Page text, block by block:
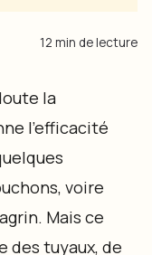
12 min de lecture
la
l’efficacité
voire
Mais ce
des tuyaux, de